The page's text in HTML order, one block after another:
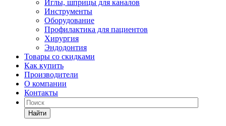
Иглы, шприцы для каналов
Инструменты
Оборудование
Профилактика для пациентов
Хирургия
Эндодонтия
Товары со скидками
Как купить
Производители
О компании
Контакты
Найти